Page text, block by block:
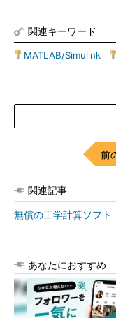
関連キーワード
MATLAB/Simulink
前
関連記事
無償の工学計算ソフト
あなたにおすすめ